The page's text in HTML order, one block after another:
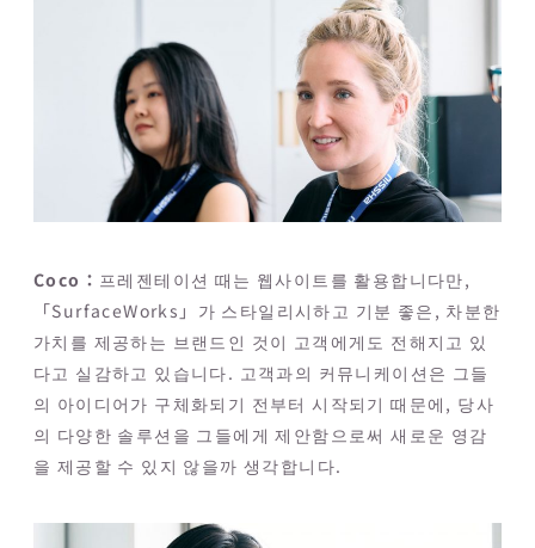
Coco： 프레젠테이션 때는 웹사이트를 활용합니다만,
「SurfaceWorks」가 스타일리시하고 기분 좋은, 차분한
가치를 제공하는 브랜드인 것이 고객에게도 전해지고 있
다고 실감하고 있습니다. 고객과의 커뮤니케이션은 그들
의 아이디어가 구체화되기 전부터 시작되기 때문에, 당사
의 다양한 솔루션을 그들에게 제안함으로써 새로운 영감
을 제공할 수 있지 않을까 생각합니다.